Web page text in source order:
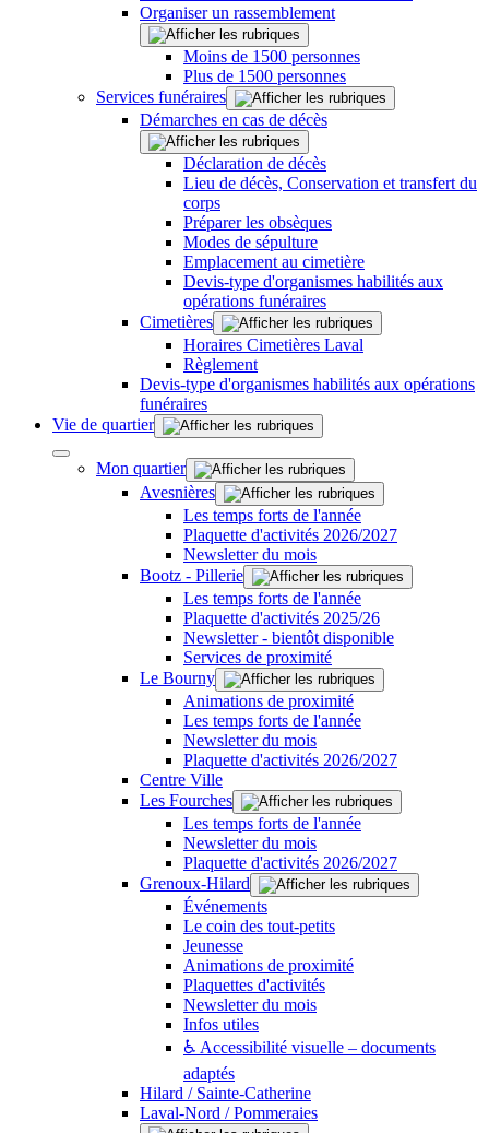
Organiser un rassemblement
Moins de 1500 personnes
Plus de 1500 personnes
Services funéraires
Démarches en cas de décès
Déclaration de décès
Lieu de décès, Conservation et transfert du
corps
Préparer les obsèques
Modes de sépulture
Emplacement au cimetière
Devis-type d'organismes habilités aux
opérations funéraires
Cimetières
Horaires Cimetières Laval
Règlement
Devis-type d'organismes habilités aux opérations
funéraires
Vie de quartier
Mon quartier
Avesnières
Les temps forts de l'année
Plaquette d'activités 2026/2027
Newsletter du mois
Bootz - Pillerie
Les temps forts de l'année
Plaquette d'activités 2025/26
Newsletter - bientôt disponible
Services de proximité
Le Bourny
Animations de proximité
Les temps forts de l'année
Newsletter du mois
Plaquette d'activités 2026/2027
Centre Ville
Les Fourches
Les temps forts de l'année
Newsletter du mois
Plaquette d'activités 2026/2027
Grenoux-Hilard
Événements
Le coin des tout-petits
Jeunesse
Animations de proximité
Plaquettes d'activités
Newsletter du mois
Infos utiles
♿ Accessibilité visuelle – documents
adaptés
Hilard / Sainte-Catherine
Laval-Nord / Pommeraies